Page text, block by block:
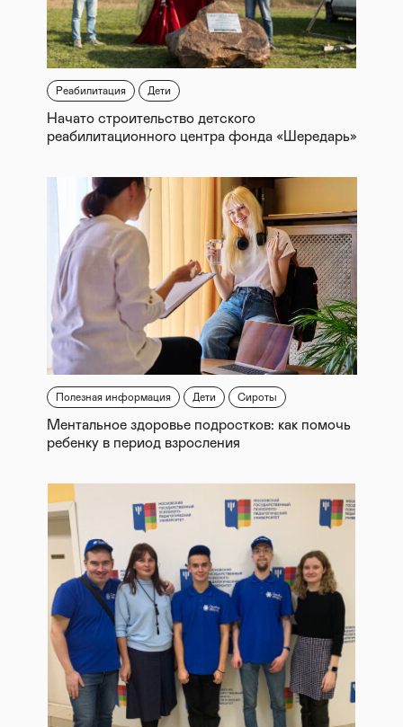
Реабилитация Дети
Начато строительство детского
реабилитационного центра фонда «Шередарь»
Полезная информация Дети Сироты
Ментальное здоровье подростков: как помочь
ребенку в период взросления